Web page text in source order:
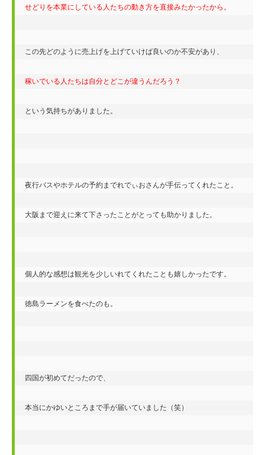
せどりを本業にしている人たちの動き方を直接みたかったから。
この先どのように売上げを上げていけば良いのか不安があり、
稼いでいる人たちは自分とどこが違うんだろう？
という気持ちがありました。
夜行バスやホテルの予約までれでぃおさんが手伝ってくれたこと。
大阪まで迎えに来て下さったことがとっても助かりました。
個人的な感想は観光を少しいれてくれたことも嬉しかったです。
徳島ラーメンを食べたのも。
四国が初めてだったので、
本当にかゆいところまで手が届いていました（笑）